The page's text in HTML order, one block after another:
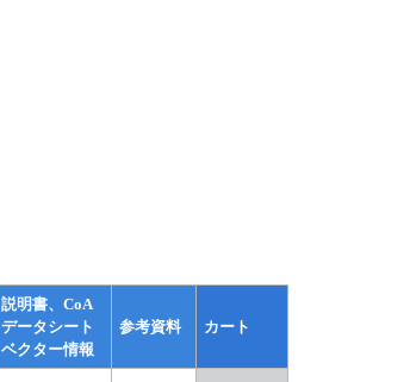
説明書、CoA
データシート
ベクター情報
参考資料
カート